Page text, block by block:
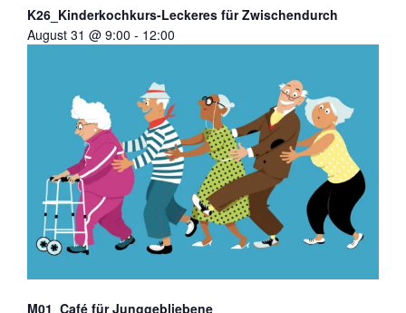
K26_Kinderkochkurs-Leckeres für Zwischendurch
August 31 @ 9:00 - 12:00
M01_Café für Junggebliebene